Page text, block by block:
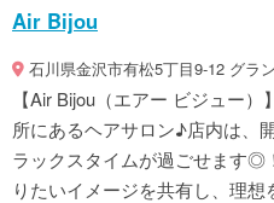
Air Bijou
石川県金沢市有松5丁目9-12 グラ
【Air Bijou（エアー ビジュー
所にあるヘアサロン♪店内は、
ラックスタイムが過ごせます◎
りたいイメージを共有し、理